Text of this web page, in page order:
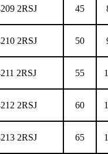
2RSJ 45
2RSJ 50
2RSJ 55
2RSJ 60
2RSJ 65